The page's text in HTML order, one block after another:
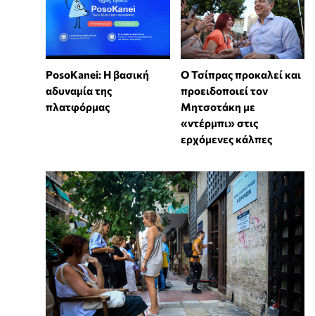
PosoKanei: Η βασική
αδυναμία της
πλατφόρμας
Ο Τσίπρας προκαλεί και
προειδοποιεί τον
Μητσοτάκη με
«ντέρμπι» στις
ερχόμενες κάλπες